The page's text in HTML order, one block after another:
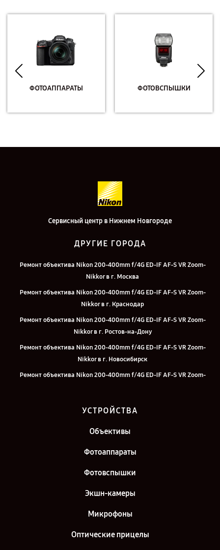
ФОТОАППАРАТЫ ФОТОВСПЫШКИ
Сервисный центр в Нижнем Новгороде
ДРУГИЕ ГОРОДА
Ремонт объектива Nikon 200-400mm f/4G ED-IF AF-S VR Zoom-
Nikkor в г. Москва
Ремонт объектива Nikon 200-400mm f/4G ED-IF AF-S VR Zoom-
Nikkor в г. Краснодар
Ремонт объектива Nikon 200-400mm f/4G ED-IF AF-S VR Zoom-
Nikkor в г. Ростов-на-Дону
Ремонт объектива Nikon 200-400mm f/4G ED-IF AF-S VR Zoom-
Nikkor в г. Новосибирск
Ремонт объектива Nikon 200-400mm f/4G ED-IF AF-S VR Zoom-
Nikkor в г. Екатеринбург
Ремонт объектива Nikon 200-400mm f/4G ED-IF AF-S VR Zoom-
Ремонт объектива Nikon 200-400mm f/4G ED-IF AF-S VR Zoom-
Nikkor в г. Санкт-Петербург
УСТРОЙСТВА
Объективы
Фотоаппараты
Фотовспышки
Экшн-камеры
Микрофоны
Оптические прицелы